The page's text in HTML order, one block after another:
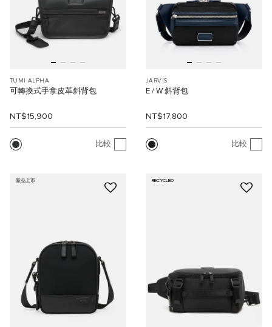
TUMI ALPHA
可轉換式手拿皮革斜背包
NT$15,900
比較
JARVIS
E / W 斜背包
NT$17,800
比較
新品上市 RECYCLED